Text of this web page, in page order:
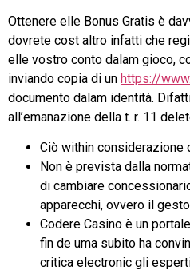
Ottenere elle Bonus Gratis è
dovrete cost altro infatti che
elle vostro conto dalam gioco,
inviando copia di un https://
documento dalam identità.
all’emanazione della t. r. 11
Ciò within considerazione
Non è prevista dalla
di cambiare
apparecchi, ovvero il
Codere Casino è un
fin de uma subito ha
critica electronic gli